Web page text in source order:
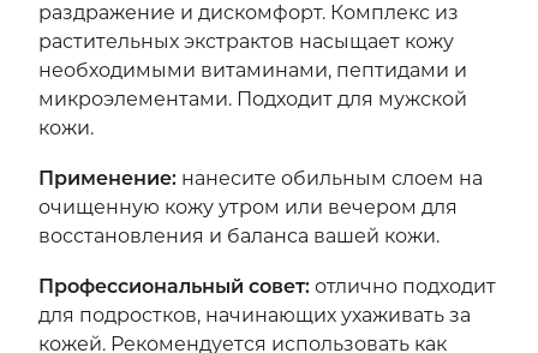
раздражение и дискомфорт. Комплекс из
растительных экстрактов насыщает кожу
необходимыми витаминами, пептидами и
микроэлементами. Подходит для мужской
кожи.
Применение:нанесите обильным слоем на
очищенную кожу утром или вечером для
восстановления и баланса вашей кожи.
Профессиональный совет:отлично подходит
для подростков, начинающих ухаживать за
кожей. Рекомендуется использовать как